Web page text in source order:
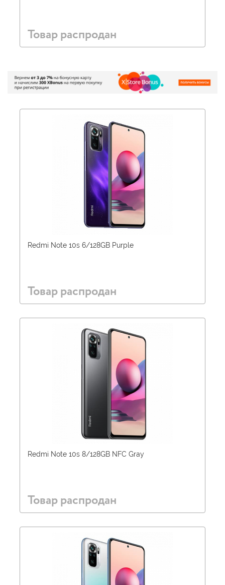
Товар распродан
Redmi Note 10s 6/128GB Purple
Товар распродан
Redmi Note 10s 8/128GB NFC Gray
Товар распродан